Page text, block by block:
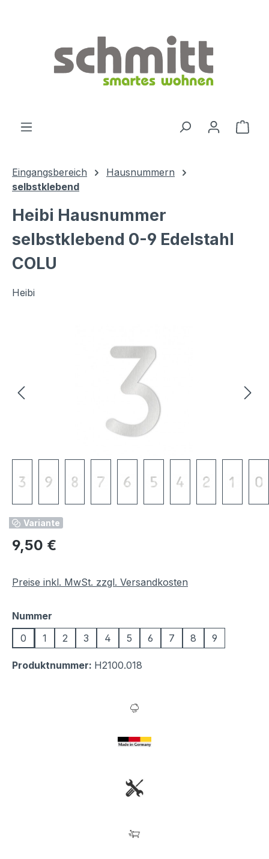
Eingangsbereich
Hausnummern
selbstklebend
Heibi Hausnummer
selbstklebend 0-9 Edelstahl
COLU
Heibi
Variante
Regulärer Preis:
9,50 €
Preise inkl. MwSt. zzgl. Versandkosten
Nummer
0
1 2 3 4 5 6 7 8 9
Produktnummer: H2100.018